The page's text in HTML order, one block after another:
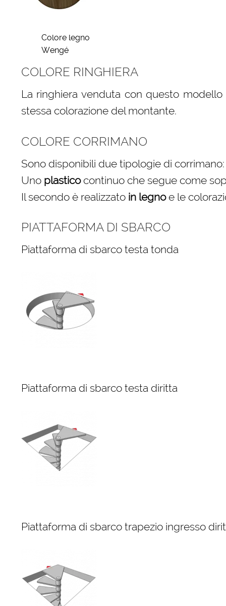
Colore legno
Wengé
COLORE RINGHIERA
La ringhiera venduta con questo
stessa colorazione del montante.
COLORE CORRIMANO
Sono disponibili due tipologie di corrimano:
Uno plasticocontinuo che segue come
Il secondo è realizzato in legnoe le
PIATTAFORMA DI SBARCO
Piattaforma di sbarco testa tonda
Piattaforma di sbarco testa diritta
Piattaforma di sbarco trapezio ingresso